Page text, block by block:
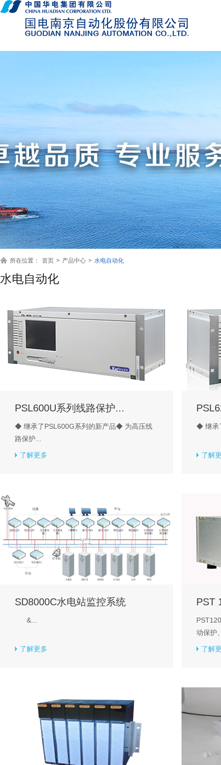
所在位置： 首页 > 产品中心 > 水电自动化
水电自动化
PSL600U系列线路保护...
◆ 继承了PSL600G系列的新产品◆ 为高压线
路保护...
了解更多
◆ 继承
了解
SD8000C水电站监控系统
&...
了解更多
PST
动保护
了解